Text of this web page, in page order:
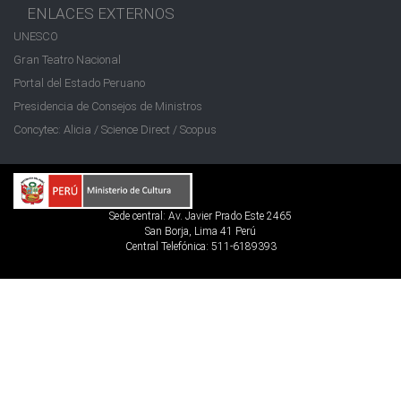
ENLACES EXTERNOS
UNESCO
Gran Teatro Nacional
Portal del Estado Peruano
Presidencia de Consejos de Ministros
Concytec: Alicia / Science Direct / Scopus
Sede central: Av. Javier Prado Este 2465
San Borja, Lima 41 Perú
Central Telefónica: 511-6189393